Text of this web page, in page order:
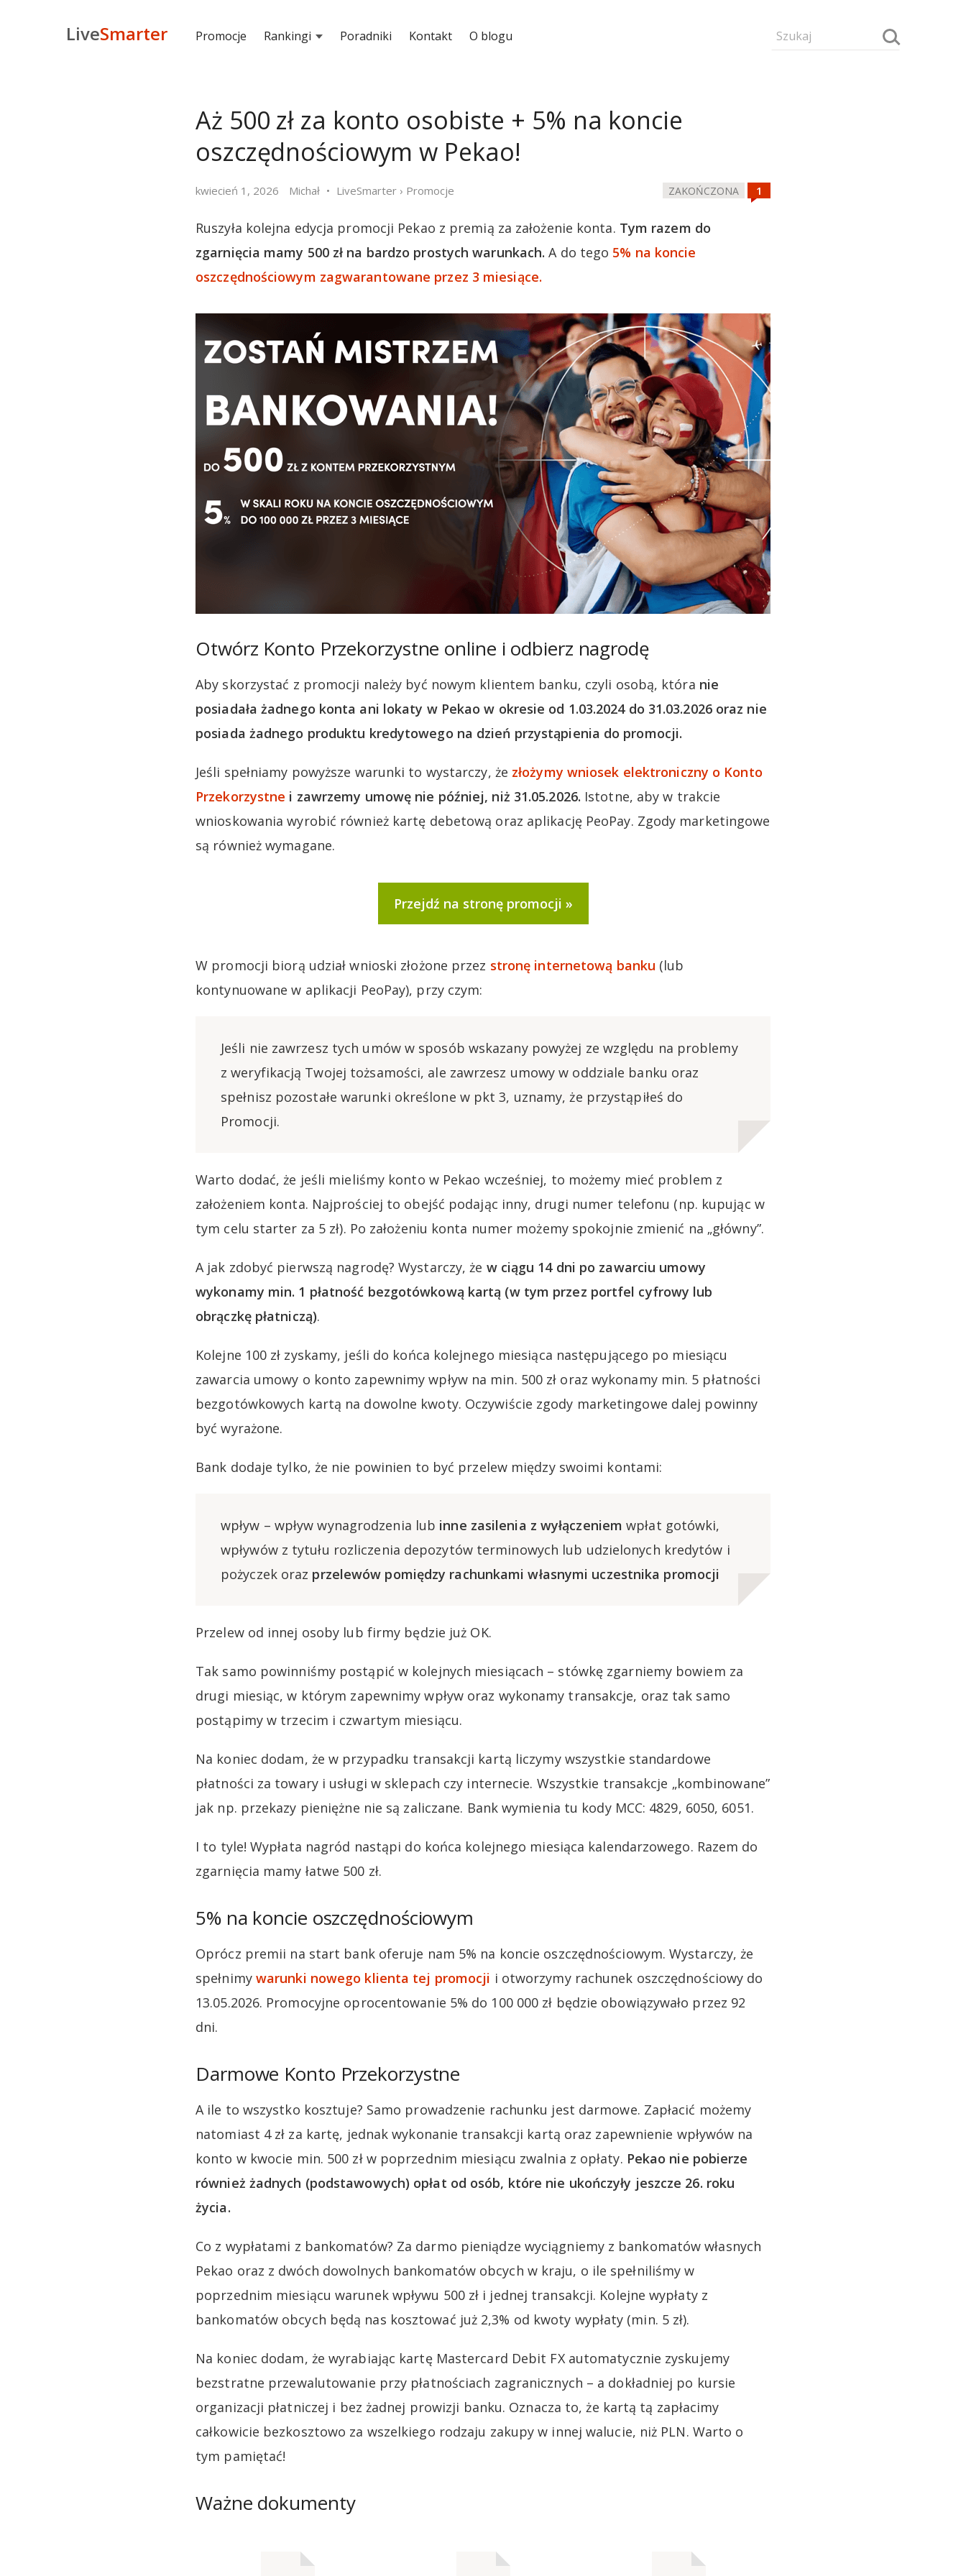
LiveSmarter Promocje Rankingi Poradniki Kontakt O blogu
Aż 500 zł za konto osobiste + 5% na koncie
oszczędnościowym w Pekao!
kwiecień 1, 2026 Michał LiveSmarter › Promocje ZAKOŃCZONA
Ruszyła kolejna edycja promocji Pekao z premią za założenie konta. Tym razem do
zgarnięcia mamy 500 zł na bardzo prostych warunkach. A do tego 5% na koncie
oszczędnościowym zagwarantowane przez 3 miesiące.
Otwórz Konto Przekorzystne online i odbierz nagrodę
Aby skorzystać z promocji należy być nowym klientem banku, czyli osobą, która nie
posiadała żadnego konta ani lokaty w Pekao w okresie od 1.03.2024 do 31.03.2026 oraz nie
posiada żadnego produktu kredytowego na dzień przystąpienia do promocji.
Jeśli spełniamy powyższe warunki to wystarczy, że złożymy wniosek elektroniczny o Konto
Przekorzystne i zawrzemy umowę nie później, niż 31.05.2026. Istotne, aby w trakcie
wnioskowania wyrobić również kartę debetową oraz aplikację PeoPay. Zgody marketingowe
są również wymagane.
Przejdź na stronę promocji
W promocji biorą udział wnioski złożone przez stronę internetową banku (lub
kontynuowane w aplikacji PeoPay), przy czym:
Jeśli nie zawrzesz tych umów w sposób wskazany powyżej ze względu na problemy
z weryfikacją Twojej tożsamości, ale zawrzesz umowy w oddziale banku oraz
spełnisz pozostałe warunki określone w pkt 3, uznamy, że przystąpiłeś do
Promocji.
Warto dodać, że jeśli mieliśmy konto w Pekao wcześniej, to możemy mieć problem z
założeniem konta. Najprościej to obejść podając inny, drugi numer telefonu (np. kupując w
tym celu starter za 5 zł). Po założeniu konta numer możemy spokojnie zmienić na „główny”.
A jak zdobyć pierwszą nagrodę? Wystarczy, że w ciągu 14 dni po zawarciu umowy
wykonamy min. 1 płatność bezgotówkową kartą (w tym przez portfel cyfrowy lub
obrączkę płatniczą).
Kolejne 100 zł zyskamy, jeśli do końca kolejnego miesiąca następującego po miesiącu
zawarcia umowy o konto zapewnimy wpływ na min. 500 zł oraz wykonamy min. 5 płatności
bezgotówkowych kartą na dowolne kwoty. Oczywiście zgody marketingowe dalej powinny
być wyrażone.
Bank dodaje tylko, że nie powinien to być przelew między swoimi kontami:
wpływ – wpływ wynagrodzenia lub inne zasilenia z wyłączeniem wpłat gotówki,
wpływów z tytułu rozliczenia depozytów terminowych lub udzielonych kredytów i
pożyczek oraz przelewów pomiędzy rachunkami własnymi uczestnika promocji
Przelew od innej osoby lub firmy będzie już OK.
Tak samo powinniśmy postąpić w kolejnych miesiącach – stówkę zgarniemy bowiem za
drugi miesiąc, w którym zapewnimy wpływ oraz wykonamy transakcje, oraz tak samo
postąpimy w trzecim i czwartym miesiącu.
Na koniec dodam, że w przypadku transakcji kartą liczymy wszystkie standardowe
płatności za towary i usługi w sklepach czy internecie. Wszystkie transakcje „kombinowane”
jak np. przekazy pieniężne nie są zaliczane. Bank wymienia tu kody MCC: 4829, 6050, 6051.
I to tyle! Wypłata nagród nastąpi do końca kolejnego miesiąca kalendarzowego. Razem do
zgarnięcia mamy łatwe 500 zł.
5% na koncie oszczędnościowym
Oprócz premii na start bank oferuje nam 5% na koncie oszczędnościowym. Wystarczy, że
spełnimy warunki nowego klienta tej promocji i otworzymy rachunek oszczędnościowy do
13.05.2026. Promocyjne oprocentowanie 5% do 100 000 zł będzie obowiązywało przez 92
dni.
Darmowe Konto Przekorzystne
A ile to wszystko kosztuje? Samo prowadzenie rachunku jest darmowe. Zapłacić możemy
natomiast 4 zł za kartę, jednak wykonanie transakcji kartą oraz zapewnienie wpływów na
konto w kwocie min. 500 zł w poprzednim miesiącu zwalnia z opłaty. Pekao nie pobierze
również żadnych (podstawowych) opłat od osób, które nie ukończyły jeszcze 26. roku
życia.
Co z wypłatami z bankomatów? Za darmo pieniądze wyciągniemy z bankomatów własnych
Pekao oraz z dwóch dowolnych bankomatów obcych w kraju, o ile spełniliśmy w
poprzednim miesiącu warunek wpływu 500 zł i jednej transakcji. Kolejne wypłaty z
bankomatów obcych będą nas kosztować już 2,3% od kwoty wypłaty (min. 5 zł).
Na koniec dodam, że wyrabiając kartę Mastercard Debit FX automatycznie zyskujemy
bezstratne przewalutowanie przy płatnościach zagranicznych – a dokładniej po kursie
organizacji płatniczej i bez żadnej prowizji banku. Oznacza to, że kartą tą zapłacimy
całkowicie bezkosztowo za wszelkiego rodzaju zakupy w innej walucie, niż PLN. Warto o
tym pamiętać!
Ważne dokumenty